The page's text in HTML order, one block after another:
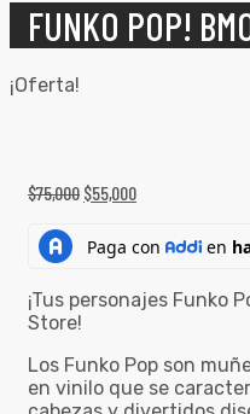
FUNKO POP!
¡Oferta!
$75,000 $55,000
¡Tus personajes Funko
Store!
Los Funko Pop son
en vinilo que se